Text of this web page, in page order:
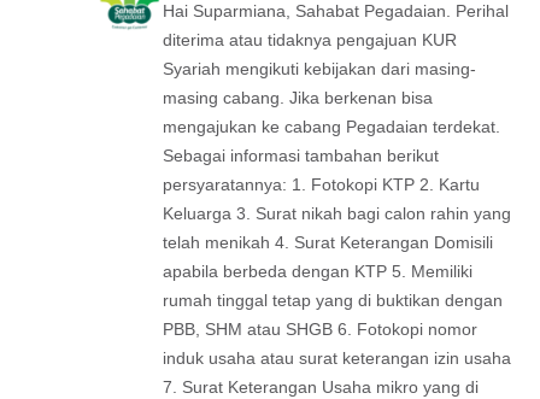
Hai Suparmiana, Sahabat Pegadaian. Perihal
diterima atau tidaknya pengajuan KUR
Syariah mengikuti kebijakan dari masing-
masing cabang. Jika berkenan bisa
mengajukan ke cabang Pegadaian terdekat.
Sebagai informasi tambahan berikut
persyaratannya: 1. Fotokopi KTP 2. Kartu
Keluarga 3. Surat nikah bagi calon rahin yang
telah menikah 4. Surat Keterangan Domisili
apabila berbeda dengan KTP 5. Memiliki
rumah tinggal tetap yang di buktikan dengan
PBB, SHM atau SHGB 6. Fotokopi nomor
induk usaha atau surat keterangan izin usaha
7. Surat Keterangan Usaha mikro yang di